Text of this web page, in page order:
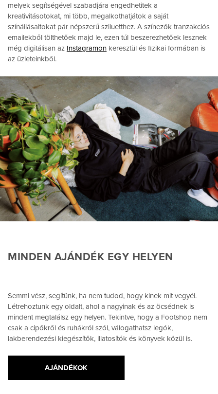
melyek segítségével szabadjára engedhetitek a
kreativitásotokat, mi több, megalkothatjátok a saját
színállásaitokat pár népszerű sziluetthez. A színezők tranzakciós
emailekből tölthetőek majd le, ezen túl beszerezhetőek lesznek
még digitálisan az Instagramon keresztül és fizikai formában is
az üzleteinkből.
MINDEN AJÁNDÉK EGY HELYEN
Semmi vész, segítünk, ha nem tudod, hogy kinek mit vegyél.
Létrehoztunk egy oldalt, ahol a nagyinak és az öcsédnek is
mindent megtalálsz egy helyen. Tekintve, hogy a Footshop nem
csak a cipőkről és ruhákról szól, válogathatsz legók,
lakberendezési kiegészítők, illatosítók és könyvek közül is.
AJÁNDÉKOK